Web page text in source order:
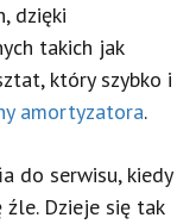
dzięki
takich jak
który szybko i
amortyzatora.
do serwisu, kiedy
Dzieje się tak